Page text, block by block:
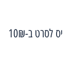
יום הקולנוע הישראלי: כרטיס לסרט ב-10₪